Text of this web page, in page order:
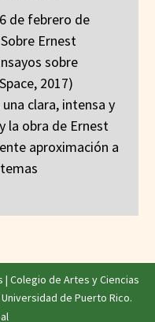
de febrero de
Ernest
sobre
2017)
clara, intensa y
la obra de Ernest
aproximación a
| Colegio de Artes y Ciencias
Universidad de Puerto Rico.